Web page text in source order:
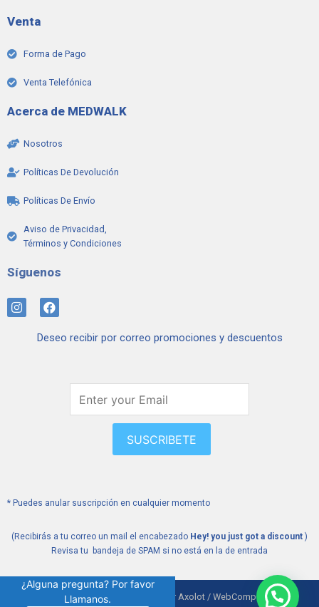
Venta
Forma de Pago
Venta Telefónica
Acerca de MEDWALK
Nosotros
Políticas De Devolución
Políticas De Envío
Aviso de Privacidad,
Términos y Condiciones
Síguenos
I
n
F
a
e
Deseo recibir por correo promociones y descuentos
SUSCRIBETE
* Puedes anular suscripción en cualquier momento
(Recibirás a tu correo un mail el encabezado Hey! you just got a discount )
Revisa tu bandeja de SPAM si no está en la de entrada
Medwalk Sitio desarrollado por Axolot / WebComparte
¿Alguna pregunta? Por favor
Llamanos.